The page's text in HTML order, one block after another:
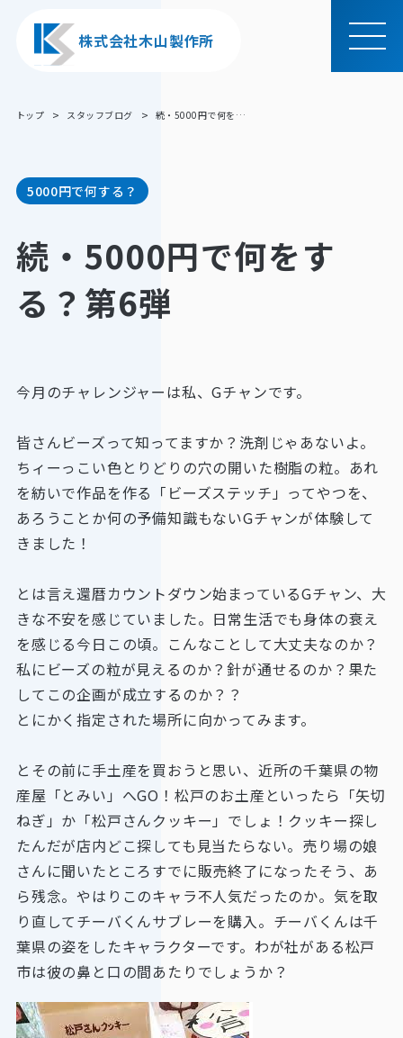
株式会社木山製作所
MEN
U
トップ スタッフブログ 続・5000円で何をする？第6弾
5000円で何する？
続・5000円で何をす
る？第6弾
今月のチャレンジャーは私、Gチャンです。
皆さんビーズって知ってますか？洗剤じゃあないよ。
ちィーっこい色とりどりの穴の開いた樹脂の粒。あれ
を紡いで作品を作る「ビーズステッチ」ってやつを、
あろうことか何の予備知識もないGチャンが体験して
きました！
とは言え還暦カウントダウン始まっているGチャン、大
きな不安を感じていました。日常生活でも身体の衰え
を感じる今日この頃。こんなことして大丈夫なのか？
私にビーズの粒が見えるのか？針が通せるのか？果た
してこの企画が成立するのか？？
とにかく指定された場所に向かってみます。
とその前に手土産を買おうと思い、近所の千葉県の物
産屋「とみい」へGO！松戸のお土産といったら「矢切
ねぎ」か「松戸さんクッキー」でしょ！クッキー探し
たんだが店内どこ探しても見当たらない。売り場の娘
さんに聞いたところすでに販売終了になったそう、あ
ら残念。やはりこのキャラ不人気だったのか。気を取
り直してチーバくんサブレーを購入。チーバくんは千
葉県の姿をしたキャラクターです。わが社がある松戸
市は彼の鼻と口の間あたりでしょうか？